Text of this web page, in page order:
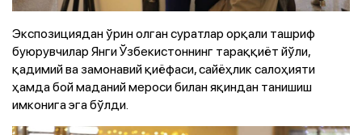
Экспозициядан ўрин олган суратлар орқали ташриф
буюрувчилар Янги Ўзбекистоннинг тараққиёт йўли,
қадимий ва замонавий қиёфаси, сайёҳлик салоҳияти
ҳамда бой маданий мероси билан яқиндан танишиш
имконига эга бўлди.